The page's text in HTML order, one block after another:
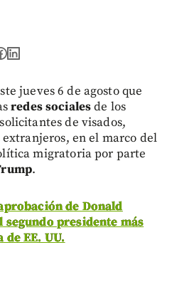
jueves 6 de agosto que
redes socialesde los
de visados,
en el marco del
migratoria por parte
.
de Donald
segundo presidente más
EE. UU.